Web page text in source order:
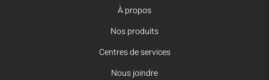
À propos
Nos produits
Centres de services
Nous joindre